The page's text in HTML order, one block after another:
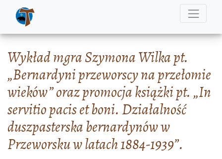
Wykład mgra Szymona Wilka pt.
„Bernardyni przeworscy na przełomie
wieków” oraz promocja książki pt. „In
servitio pacis et boni. Działalność
duszpasterska bernardynów w
Przeworsku w latach 1884-1939”.